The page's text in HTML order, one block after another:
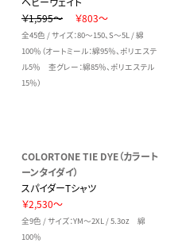
￥1,595～
￥803～
全45色 / サイズ：80～150、S～5L / 綿
100％（オートミール：綿95％、ポリエステ
ル5％ 杢グレー：綿85％、ポリエステル
15％）
COLORTONE TIE DYE（カラート
ーンタイダイ）
スパイダーTシャツ
￥2,530～
全9色 / サイズ：YM～2XL / 5.3oz 綿
100％